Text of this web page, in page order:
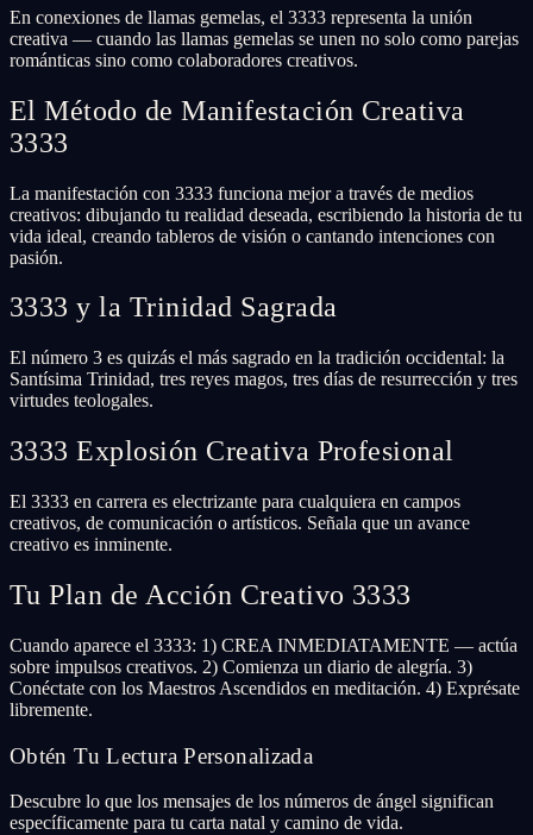
En conexiones de llamas gemelas, el 3333 representa la unión
creativa — cuando las llamas gemelas se unen no solo como parejas
románticas sino como colaboradores creativos.
El Método de Manifestación Creativa
3333
La manifestación con 3333 funciona mejor a través de medios
creativos: dibujando tu realidad deseada, escribiendo la historia de tu
vida ideal, creando tableros de visión o cantando intenciones con
pasión.
3333 y la Trinidad Sagrada
El número 3 es quizás el más sagrado en la tradición occidental: la
Santísima Trinidad, tres reyes magos, tres días de resurrección y tres
virtudes teologales.
3333 Explosión Creativa Profesional
El 3333 en carrera es electrizante para cualquiera en campos
creativos, de comunicación o artísticos. Señala que un avance
creativo es inminente.
Tu Plan de Acción Creativo 3333
Cuando aparece el 3333: 1) CREA INMEDIATAMENTE — actúa
sobre impulsos creativos. 2) Comienza un diario de alegría. 3)
Conéctate con los Maestros Ascendidos en meditación. 4) Exprésate
libremente.
Obtén Tu Lectura Personalizada
Descubre lo que los mensajes de los números de ángel significan
específicamente para tu carta natal y camino de vida.